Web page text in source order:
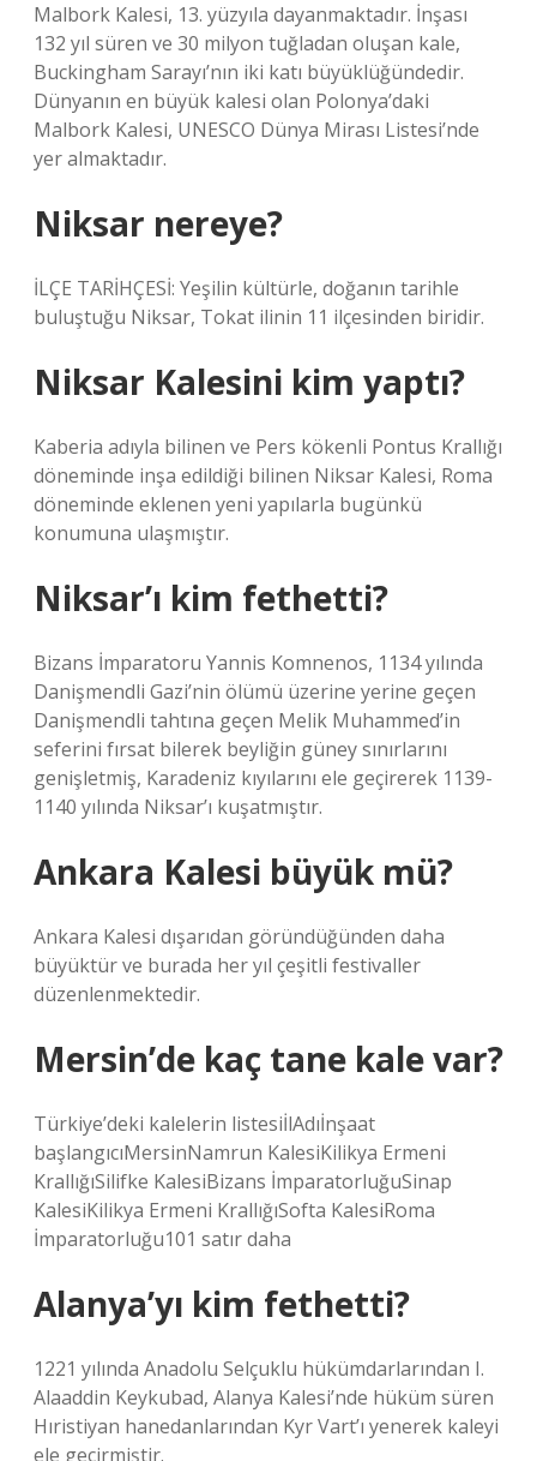
Malbork Kalesi, 13. yüzyıla dayanmaktadır. İnşası
132 yıl süren ve 30 milyon tuğladan oluşan kale,
Buckingham Sarayı’nın iki katı büyüklüğündedir.
Dünyanın en büyük kalesi olan Polonya’daki
Malbork Kalesi, UNESCO Dünya Mirası Listesi’nde
yer almaktadır.
Niksar nereye?
İLÇE TARİHÇESİ: Yeşilin kültürle, doğanın tarihle
buluştuğu Niksar, Tokat ilinin 11 ilçesinden biridir.
Niksar Kalesini kim yaptı?
Kaberia adıyla bilinen ve Pers kökenli Pontus Krallığı
döneminde inşa edildiği bilinen Niksar Kalesi, Roma
döneminde eklenen yeni yapılarla bugünkü
konumuna ulaşmıştır.
Niksar’ı kim fethetti?
Bizans İmparatoru Yannis Komnenos, 1134 yılında
Danişmendli Gazi’nin ölümü üzerine yerine geçen
Danişmendli tahtına geçen Melik Muhammed’in
seferini fırsat bilerek beyliğin güney sınırlarını
genişletmiş, Karadeniz kıyılarını ele geçirerek 1139-
1140 yılında Niksar’ı kuşatmıştır.
Ankara Kalesi büyük mü?
Ankara Kalesi dışarıdan göründüğünden daha
büyüktür ve burada her yıl çeşitli festivaller
düzenlenmektedir.
Mersin’de kaç tane kale var?
Türkiye’deki kalelerin listesiİlAdıİnşaat
başlangıcıMersinNamrun KalesiKilikya Ermeni
KrallığıSilifke KalesiBizans İmparatorluğuSinap
KalesiKilikya Ermeni KrallığıSofta KalesiRoma
İmparatorluğu101 satır daha
Alanya’yı kim fethetti?
1221 yılında Anadolu Selçuklu hükümdarlarından I.
Alaaddin Keykubad, Alanya Kalesi’nde hüküm süren
Hıristiyan hanedanlarından Kyr Vart’ı yenerek kaleyi
ele geçirmiştir.